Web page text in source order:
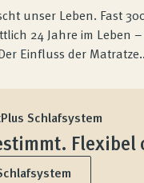
unser Leben. Fast
24 Jahre im Leben
Einfluss der
Schlafsystem